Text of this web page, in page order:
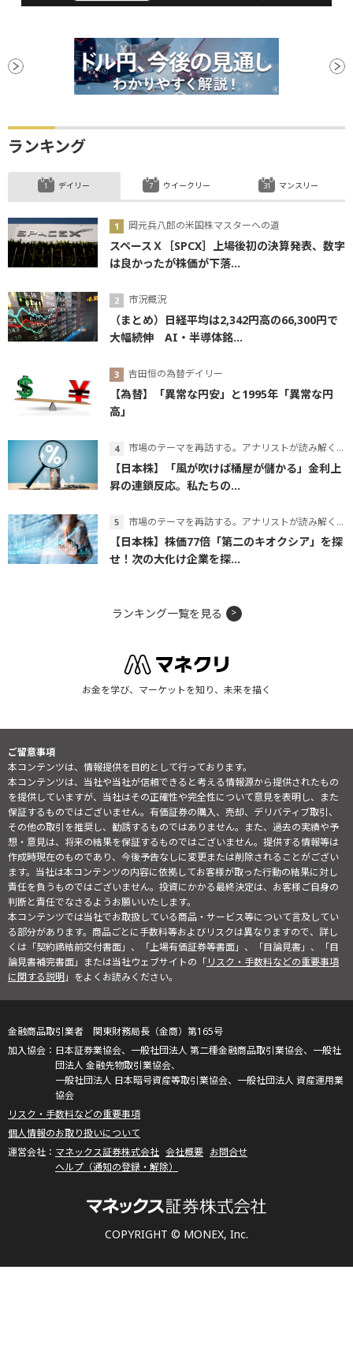
ランキング
デイリー
岡元兵八郎の米国株マスターへの道
スペースＸ［SPCX］上場後初の決算発表、数字
は良かったが株価が下落...
市況概況
（まとめ）日経平均は2,342円高の66,300円で
大幅続伸 AI・半導体銘...
吉田恒の為替デイリー
【為替】「異常な円安」と1995年「異常な円
高」
市場のテーマを再訪する。アナリストが読み解くテーマの本質
【日本株】「風が吹けば桶屋が儲かる」金利上
昇の連鎖反応。私たちの...
市場のテーマを再訪する。アナリストが読み解くテーマの本質
【日本株】株価77倍「第二のキオクシア」を探
せ！次の大化け企業を探...
ウイークリー マンスリー
ランキング一覧を見る
お金を学び、マーケットを知り、未来を描く
ご留意事項
本コンテンツは、情報提供を目的として行っております。
本コンテンツは、当社や当社が信頼できると考える情報源から提供されたもの
を提供していますが、当社はその正確性や完全性について意見を表明し、また
保証するものではございません。有価証券の購入、売却、デリバティブ取引、
その他の取引を推奨し、勧誘するものではありません。また、過去の実績や予
想・意見は、将来の結果を保証するものではございません。提供する情報等は
作成時現在のものであり、今後予告なしに変更または削除されることがござい
ます。当社は本コンテンツの内容に依拠してお客様が取った行動の結果に対し
責任を負うものではございません。投資にかかる最終決定は、お客様ご自身の
判断と責任でなさるようお願いいたします。
本コンテンツでは当社でお取扱している商品・サービス等について言及してい
る部分があります。商品ごとに手数料等およびリスクは異なりますので、詳し
くは「契約締結前交付書面」、「上場有価証券等書面」、「目論見書」、「目
論見書補完書面」または当社ウェブサイトの「リスク・手数料などの重要事項
に関する説明」をよくお読みください。
COPYRIGHT © MONEX, Inc.
金融商品取引業者 関東財務局長（金商）第165号
日本証券業協会、一般社団法人 第二種金融商品取引業協会、一般社
団法人 金融先物取引業協会、
一般社団法人 日本暗号資産等取引業協会、一般社団法人 資産運用業
協会
リスク・手数料などの重要事項
個人情報のお取り扱いについて
マネックス証券株式会社 会社概要 お問合せ
ヘルプ（通知の登録・解除）